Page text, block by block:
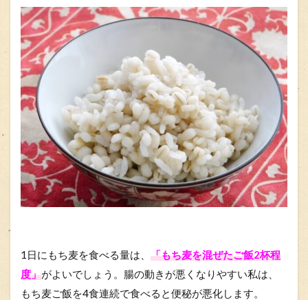
1日にもち麦を食べる量は、 「もち麦を混ぜたご飯2杯程
度」がよいでしょう。腸の動きが悪くなりやすい私は、
もち麦ご飯を4食連続で食べると便秘が悪化します。